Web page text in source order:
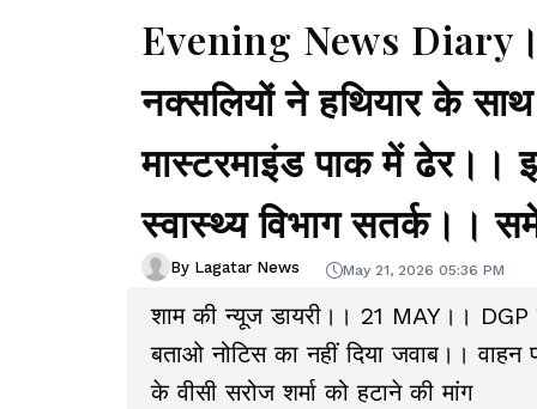
Evening News
नक्सलियों ने हथियार के
मास्टरमाइंड पाक में
स्वास्थ्य विभाग सतर्क।।
By Lagatar News May 21, 2026 05:36 PM
शाम की न्यूज डायरी।। 21 MAY।।
बताओ नोटिस का नहीं दिया जवाब।। वाहन
के वीसी सरोज शर्मा को हटाने की मांग